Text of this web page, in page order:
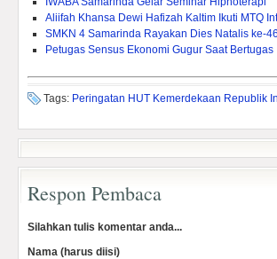
Aliifah Khansa Dewi Hafizah Kaltim Ikuti MTQ
SMKN 4 Samarinda Rayakan Dies Natalis ke-46
Petugas Sensus Ekonomi Gugur Saat Bertugas
Tags: Peringatan HUT Kemerdekaan Republik
Respon Pembaca
Silahkan tulis komentar anda...
Nama (harus diisi)